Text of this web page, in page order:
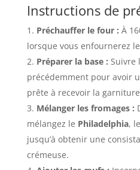
Instructions de
Préchauffer le four : À
lorsque vous enfournerez le
Préparer la base : Suivre
précédemment pour avoir
prête à recevoir la
Mélanger les fromages :
mélangez le Philadelphia, le
jusqu’à obtenir une
crémeuse.